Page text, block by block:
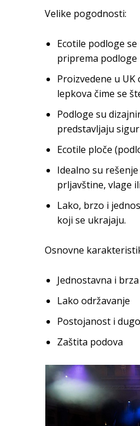
Velike pogodnosti:
Ecotile podloge
priprema podloge
Proizvedene u
lepkova čime se
Podloge su
predstavljaju
Ecotile ploče
Idealno su
prljavštine, vlage
Lako, brzo i
koji se ukrajaju.
Osnovne
Jednostavna i
Lako održavanje
Postojanost i
Zaštita podova